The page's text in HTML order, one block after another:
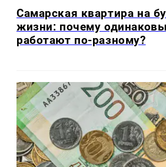
Самарская квартира на
жизни: почему
работают по-разному?